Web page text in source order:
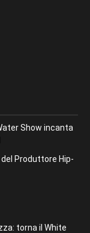
Show incanta
Produttore Hip-
torna il White